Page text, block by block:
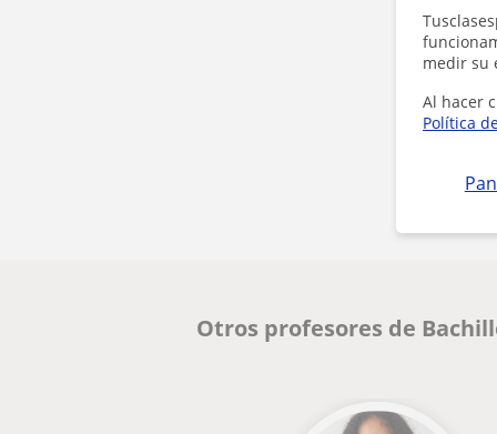
medir su
Al hacer
Política
Otros profesores de